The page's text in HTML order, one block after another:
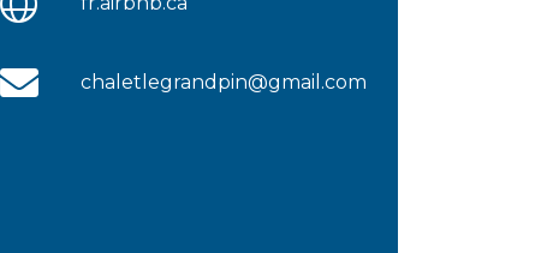
chaletlegrandpin@gmail.com